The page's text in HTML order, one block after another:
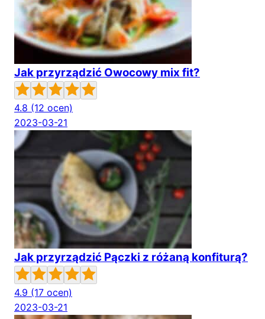
Jak przyrządzić Owocowy mix fit?
4.8 (12 ocen)
2023-03-21
Jak przyrządzić Pączki z różaną konfiturą?
4.9 (17 ocen)
2023-03-21